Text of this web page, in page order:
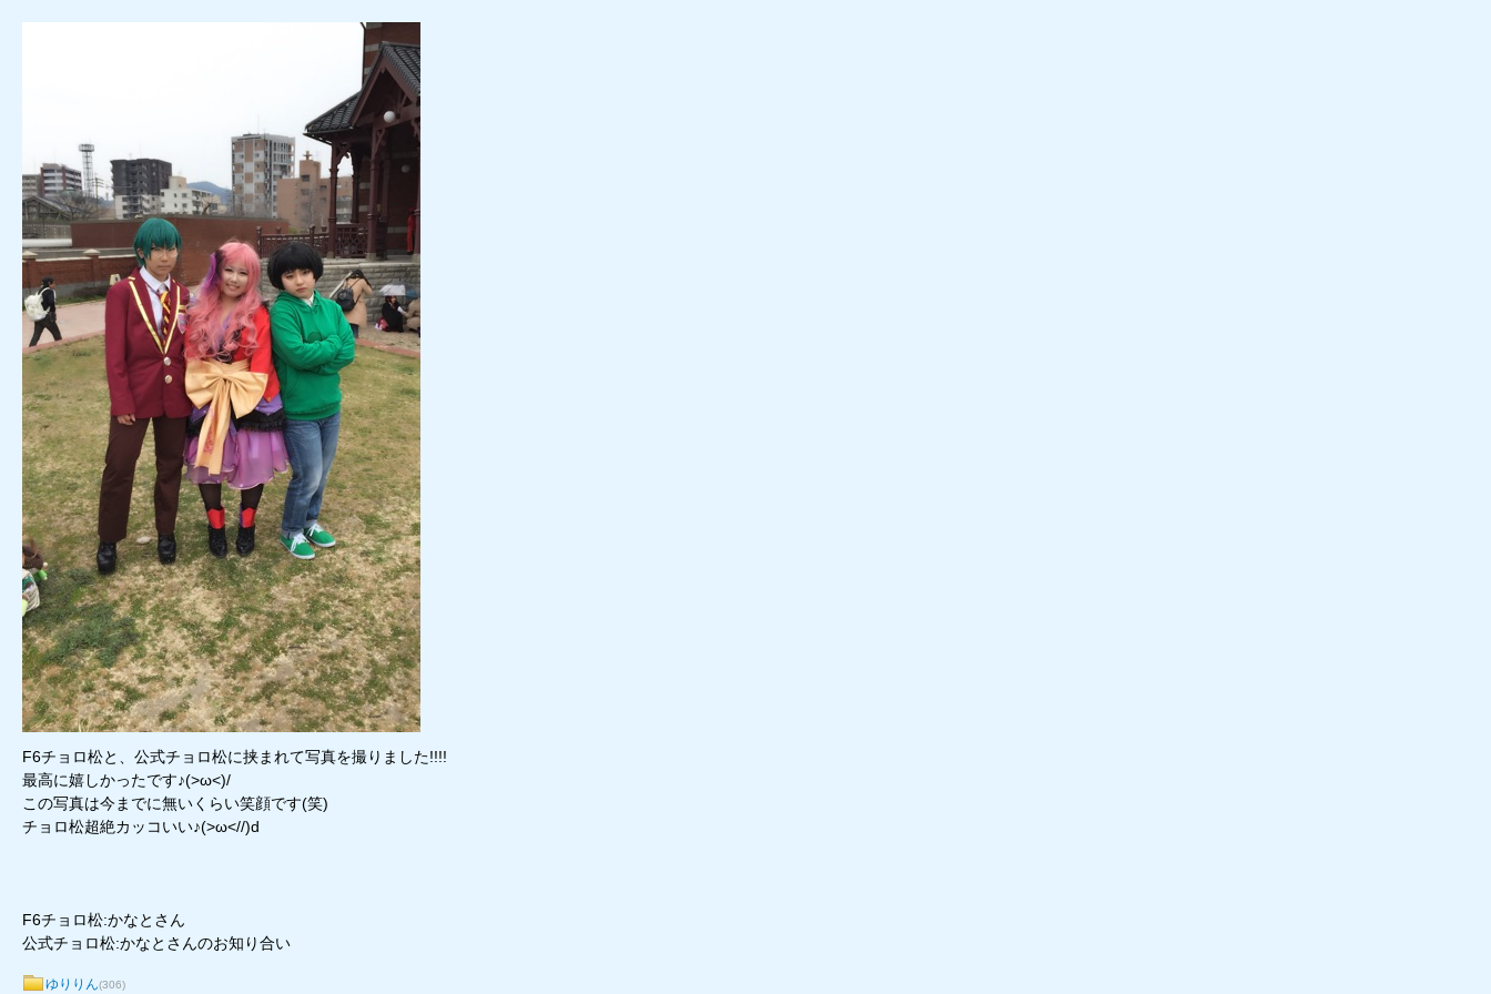
F6チョロ松と、公式チョロ松に挟まれて写真を撮りました!!!!
最高に嬉しかったです♪(>ω<)/
この写真は今までに無いくらい笑顔です(笑)
チョロ松超絶カッコいい♪(>ω<//)d
F6チョロ松:かなとさん
公式チョロ松:かなとさんのお知り合い
ゆりりん(306)